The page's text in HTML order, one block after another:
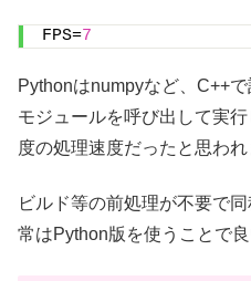
FPS=7
Pythonはnumpyなど、C++
モジュールを呼び出して実
度の処理速度だったと思われ
ビルド等の前処理が不要で
常はPython版を使うことで良